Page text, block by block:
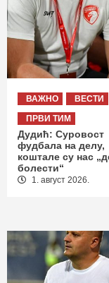
ВАЖНО
ВЕСТИ
ПРВИ ТИМ
Дудић: Суровост
фудбала на делу,
коштале су нас
болести“
1. август 2026.